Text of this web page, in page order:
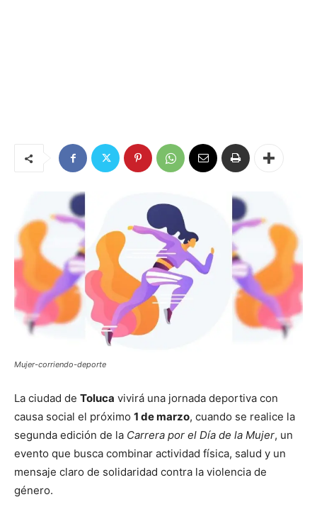
Mujer-corriendo-deporte
La ciudad de Toluca vivirá una jornada deportiva con
causa social el próximo 1 de marzo, cuando se realice la
segunda edición de la Carrera por el Día de la Mujer, un
evento que busca combinar actividad física, salud y un
mensaje claro de solidaridad contra la violencia de
género.